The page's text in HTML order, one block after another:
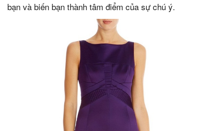
bạn và biến bạn thành tâm điểm của sự chú ý.